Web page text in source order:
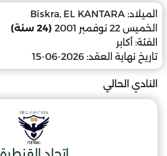
الميلاد: Biskra, EL KANTARA
الخميس 22 نوفمبر 2001
(24 سنة)
الفئة: أكابر
تاريخ نهاية العقد: 2026-06-15
النادي الحالي